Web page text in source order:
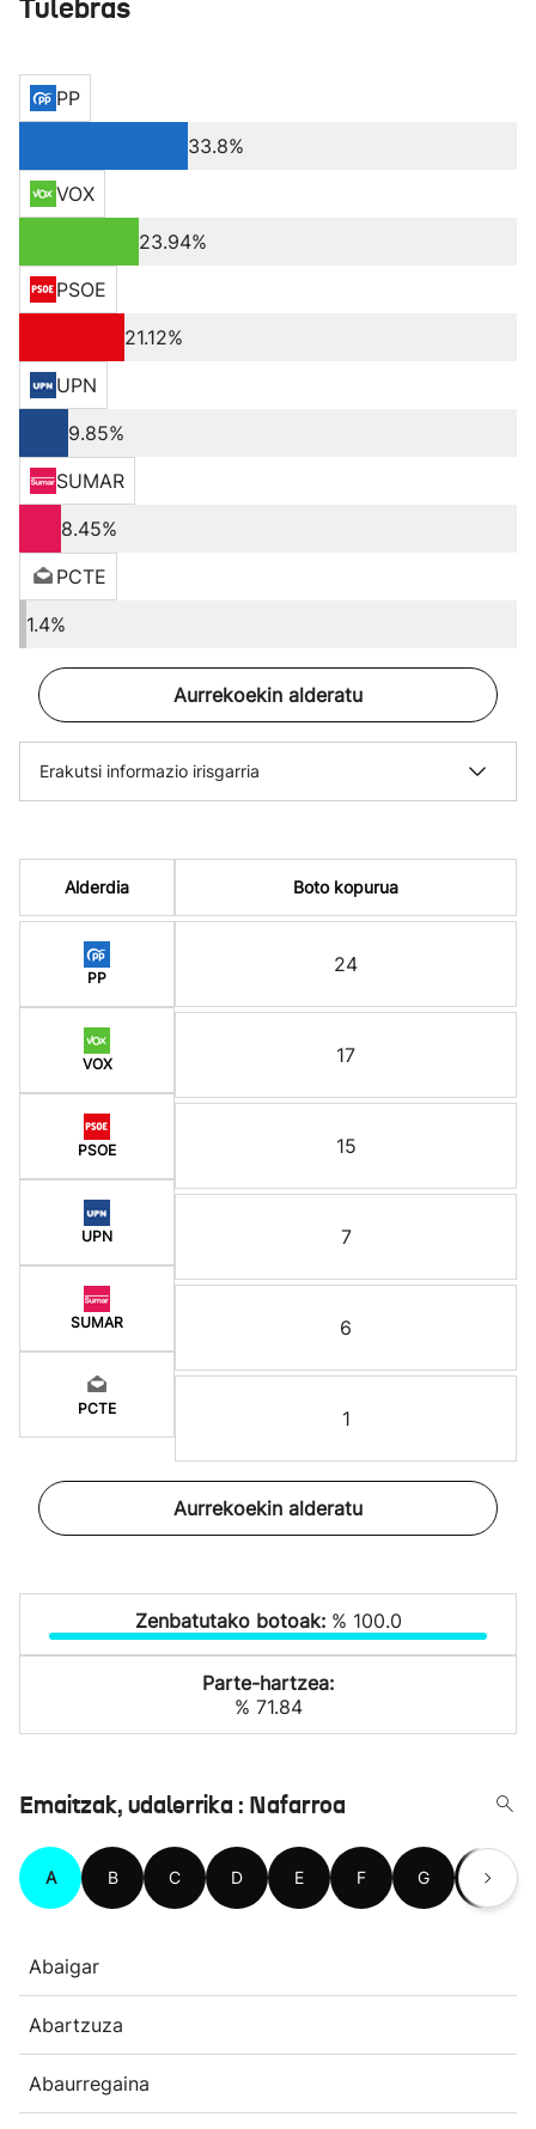
Tulebras
PP
33.8%
VOX
23.94%
PSOE
21.12%
UPN
9.85%
SUMAR
8.45%
PCTE
1.4%
Aurrekoekin alderatu
Erakutsi informazio irisgarria
Alderdia
PP
VOX
PSOE
UPN
SUMAR
PCTE
Boto kopurua
24
17
15
7
6
1
Aurrekoekin alderatu
Zenbatutako botoak: % 100.0
Parte-hartzea:
% 71.84
Emaitzak, udalerrika : Nafarroa
A B C D E F G H
Abaigar
Abartzuza
Abaurregaina